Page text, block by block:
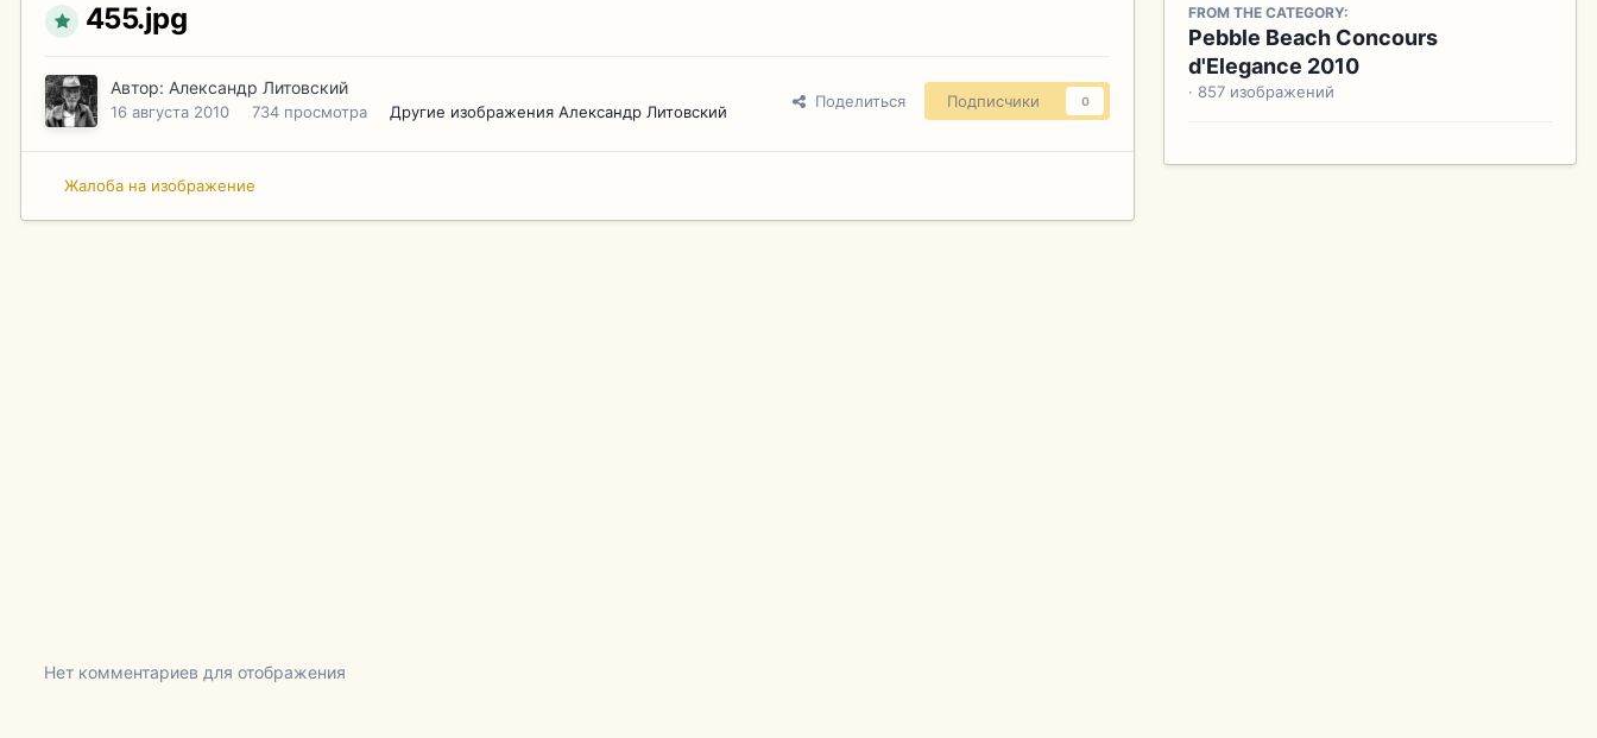
455.jpg
Автор: Александр Литовский
16 августа 2010 734 просмотра Другие изображения Александр Литовский
Поделиться Подписчики 0
Жалоба на изображение
FROM THE CATEGORY:
Pebble Beach Concours
d'Elegance 2010
· 857 изображений
Нет комментариев для отображения